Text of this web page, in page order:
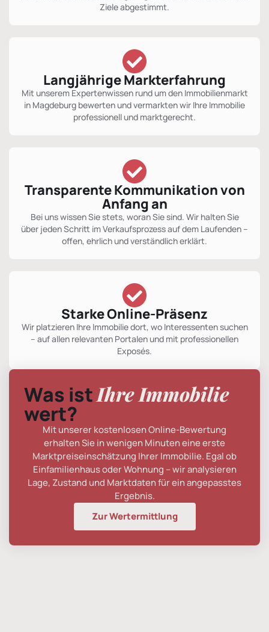
Ziele abgestimmt.
Langjährige Markterfahrung
Mit unserem Expertenwissen rund um den Immobilienmarkt
in Magdeburg bewerten und vermarkten wir Ihre Immobilie
professionell und marktgerecht.
Transparente Kommunikation von
Anfang an
Bei uns wissen Sie stets, woran Sie sind. Wir halten Sie
über jeden Schritt im Verkaufsprozess auf dem Laufenden –
offen, ehrlich und verständlich erklärt.
Starke Online-Präsenz
Wir platzieren Ihre Immobilie dort, wo Interessenten suchen
– auf allen relevanten Portalen und mit professionellen
Exposés.
Was istIhre Immobilie
wert?
Mit unserer kostenlosen Online-Bewertung
erhalten Sie in wenigen Minuten eine erste
Marktpreiseinschätzung Ihrer Immobilie. Egal ob
Einfamilienhaus oder Wohnung – wir analysieren
Lage, Zustand und Marktdaten für ein angepasstes
Ergebnis.
Zur Wertermittlung